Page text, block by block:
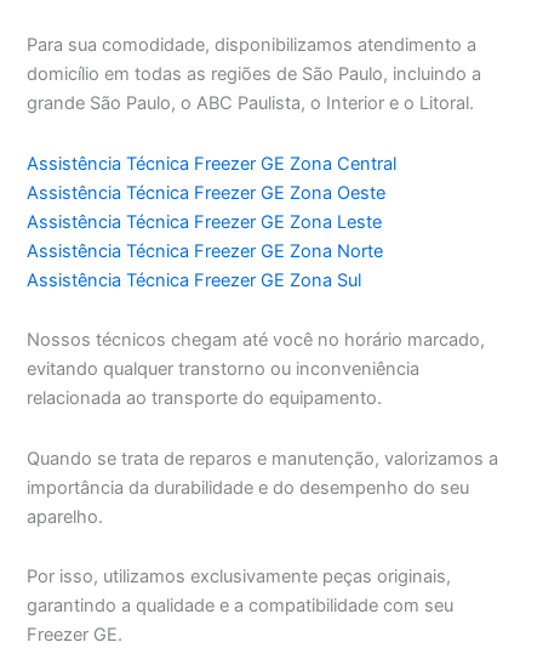
Para sua comodidade, disponibilizamos atendimento a
domicílio em todas as regiões de São Paulo, incluindo a
grande São Paulo, o ABC Paulista, o Interior e o Litoral.
Assistência Técnica Freezer GE Zona Central
Assistência Técnica Freezer GE Zona Oeste
Assistência Técnica Freezer GE Zona Leste
Assistência Técnica Freezer GE Zona Norte
Assistência Técnica Freezer GE Zona Sul
Nossos técnicos chegam até você no horário marcado,
evitando qualquer transtorno ou inconveniência
relacionada ao transporte do equipamento.
Quando se trata de reparos e manutenção, valorizamos a
importância da durabilidade e do desempenho do seu
aparelho.
Por isso, utilizamos exclusivamente peças originais,
garantindo a qualidade e a compatibilidade com seu
Freezer GE.